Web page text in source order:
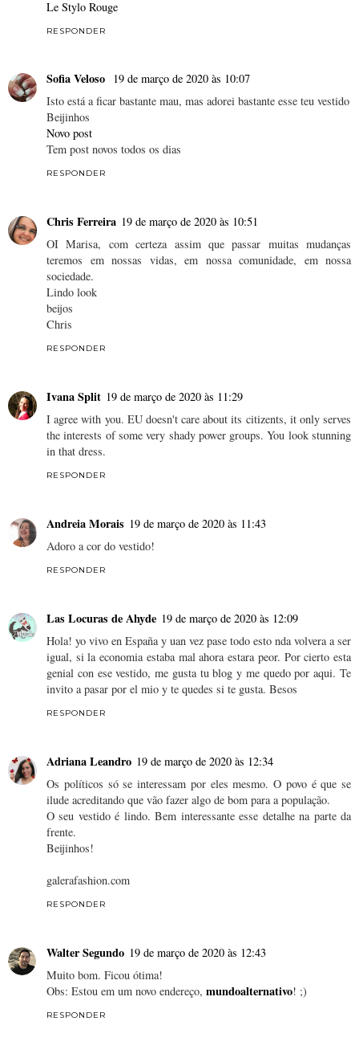
Le Stylo Rouge
RESPONDER
Sofia Veloso
19 de março de 2020 às 10:07
Isto está a ficar bastante mau, mas adorei bastante esse teu vestido
Beijinhos
Novo post
Tem post novos todos os dias
RESPONDER
Chris Ferreira 19 de março de 2020 às 10:51
OI Marisa, com certeza assim que passar muitas mudanças
teremos em nossas vidas, em nossa comunidade, em nossa
sociedade.
Lindo look
beijos
Chris
RESPONDER
Ivana Split 19 de março de 2020 às 11:29
I agree with you. EU doesn't care about its citizents, it only serves
the interests of some very shady power groups. You look stunning
in that dress.
RESPONDER
Andreia Morais 19 de março de 2020 às 11:43
Adoro a cor do vestido!
RESPONDER
Las Locuras de Ahyde 19 de março de 2020 às 12:09
Hola! yo vivo en España y uan vez pase todo esto nda volvera a ser
igual, si la economia estaba mal ahora estara peor. Por cierto esta
genial con ese vestido, me gusta tu blog y me quedo por aqui. Te
invito a pasar por el mio y te quedes si te gusta. Besos
RESPONDER
Adriana Leandro 19 de março de 2020 às 12:34
Os políticos só se interessam por eles mesmo. O povo é que se
ilude acreditando que vão fazer algo de bom para a população.
O seu vestido é lindo. Bem interessante esse detalhe na parte da
frente.
Beijinhos!
galerafashion.com
RESPONDER
Walter Segundo 19 de março de 2020 às 12:43
Muito bom. Ficou ótima!
Obs: Estou em um novo endereço, mundoalternativo! ;)
RESPONDER